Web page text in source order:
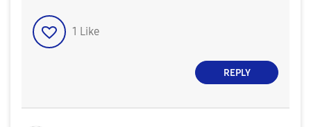
1 Like
REPLY